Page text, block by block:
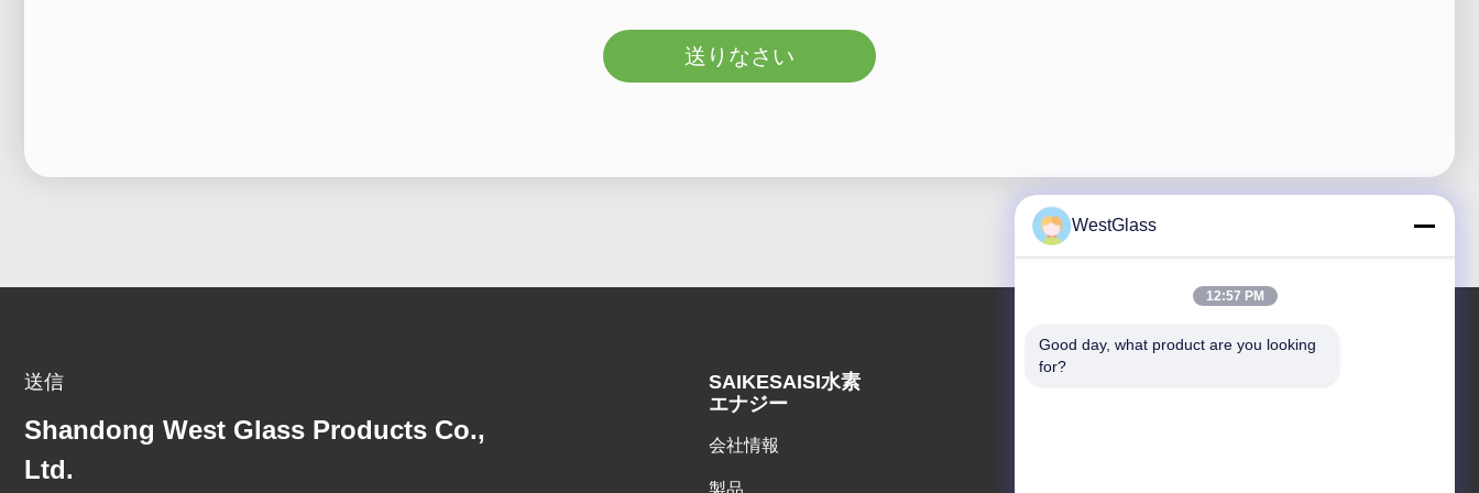
送りなさい
送信
Shandong West Glass Products Co.,
Ltd.
SAIKESAISI水素
エナジー
会社情報
製品
WestGlass
12:57 PM
Good day, what product are you looking
for?